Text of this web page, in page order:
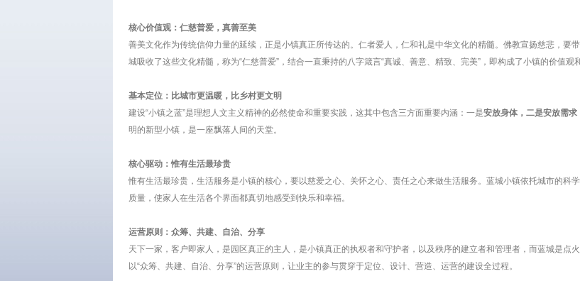
核心价值观：仁慈普爱，真善至美
善美文化作为传统信仰力量的延续，正是小镇真正所传达的。仁者爱人，仁和礼是中华文化的精髓。佛教宣扬慈悲，要
城吸收了这些文化精髓，称为“仁慈普爱”，结合一直秉持的八字箴言“真诚、善意、精致、完美”，即构成了小镇的价值观
基本定位：比城市更温暖，比乡村更文明
建设“小镇之蓝”是理想人文主义精神的必然使命和重要实践，这其中包含三方面重要内涵：一是安放身体，二是安放需求
明的新型小镇，是一座飘落人间的天堂。
核心驱动：惟有生活最珍贵
惟有生活最珍贵，生活服务是小镇的核心，要以慈爱之心、关怀之心、责任之心来做生活服务。蓝城小镇依托城市的科
质量，使家人在生活各个界面都真切地感受到快乐和幸福。
运营原则：众筹、共建、自治、分享
天下一家，客户即家人，是园区真正的主人，是小镇真正的执权者和守护者，以及秩序的建立者和管理者，而蓝城是点
以“众筹、共建、自治、分享”的运营原则，让业主的参与贯穿于定位、设计、营造、运营的建设全过程。